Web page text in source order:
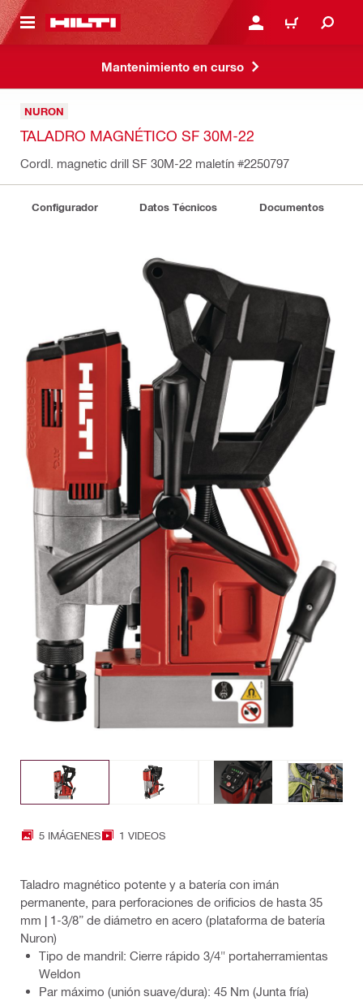
PRINCIPAL INICIE SESIÓN O
CARRITO
Mantenimiento en curso
NURON
TALADRO MAGNÉTICO SF 30M-22
Cordl. magnetic drill SF 30M-22 maletín #2250797
Configurador Datos Técnicos Documentos
5 IMÁGENES 1 VIDEOS
Taladro magnético potente y a batería con imán
permanente, para perforaciones de orificios de hasta 35
mm | 1-3/8” de diámetro en acero (plataforma de batería
Nuron)
Tipo de mandril: Cierre rápido 3/4" portaherramientas
Weldon
Par máximo (unión suave/dura): 45 Nm (Junta fría)